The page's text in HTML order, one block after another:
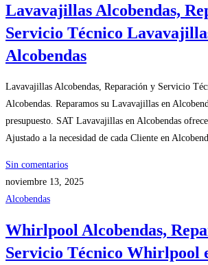
Lavavajillas Alcobendas,
Servicio Técnico
Alcobendas
Lavavajillas Alcobendas, Reparación y Servicio
Alcobendas. Reparamos su Lavavajillas en
presupuesto. SAT Lavavajillas en Alcobendas
Ajustado a la necesidad de cada Cliente en
Sin comentarios
noviembre 13, 2025
Alcobendas
Whirlpool Alcobendas,
Servicio Técnico Whirlpool